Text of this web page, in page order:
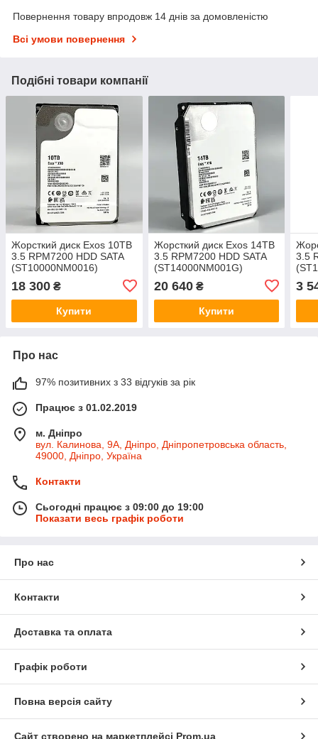
Повернення товару впродовж 14 днів за домовленістю
Всі умови повернення
Подібні товари компанії
Жорсткий диск Exos 10TB
3.5 RPM7200 HDD SATA
(ST10000NM0016)
18 300 ₴
Купити
Жорсткий диск Exos 14TB
3.5 RPM7200 HDD SATA
(ST14000NM001G)
20 640₴
Купити
3.5
3
Про нас
97% позитивних з 33 відгуків за рік
Працює з 01.02.2019
м. Дніпро
вул. Калинова, 9А, Дніпро, Дніпропетровська область,
49000, Дніпро, Україна
Контакти
Сьогодні працює з 09:00 до 19:00
Показати весь графік роботи
Про нас
Контакти
Доставка та оплата
Графік роботи
Повна версія сайту
Сайт створено на маркетплейсі Prom.ua